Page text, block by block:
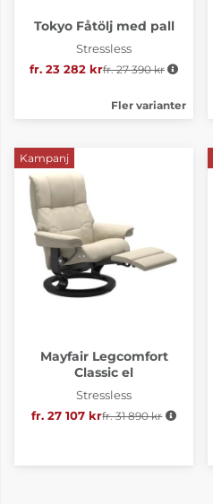
Tokyo Fåtölj med pall
Stressless
fr. 23 282 krOrdinarie pris:
fr. 27 390 kr
Fler varianter
Kampanj
Mayfair Legcomfort
Classic el
Stressless
fr. 27 107 krOrdinarie pris:
fr. 31 890 kr